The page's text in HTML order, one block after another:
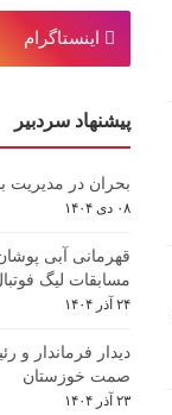
اینستاگرام
پیشنهاد سردبیر
بحران در مدیریت
۰۸ دی ۱۴۰۴
مسابقات لیگ
۲۴ آذر ۱۴۰۴
دیدار فرماندار و
صمت خوزستان
۲۳ آذر ۱۴۰۴